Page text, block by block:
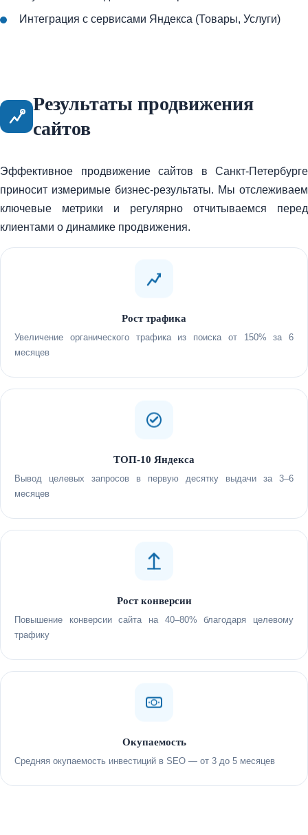
Интеграция с сервисами Яндекса (Товары, Услуги)
Результаты продвижения
сайтов
Эффективное продвижение сайтов в Санкт-Петербурге
приносит измеримые бизнес-результаты. Мы отслеживаем
ключевые метрики и регулярно отчитываемся перед
клиентами о динамике продвижения.
Рост трафика
Увеличение органического трафика из поиска от 150% за 6
месяцев
ТОП-10 Яндекса
Вывод целевых запросов в первую десятку выдачи за 3–6
месяцев
Рост конверсии
Повышение конверсии сайта на 40–80% благодаря целевому
трафику
Окупаемость
Средняя окупаемость инвестиций в SEO — от 3 до 5 месяцев